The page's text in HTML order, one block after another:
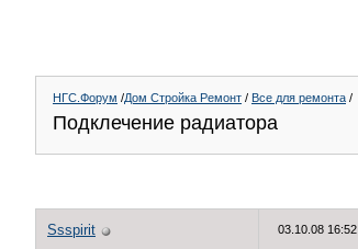
НГС.Форум /Дом Стройка Ремонт / Все для ремонта /
Подклечение радиатора
Ssspirit 03.10.08 16:52